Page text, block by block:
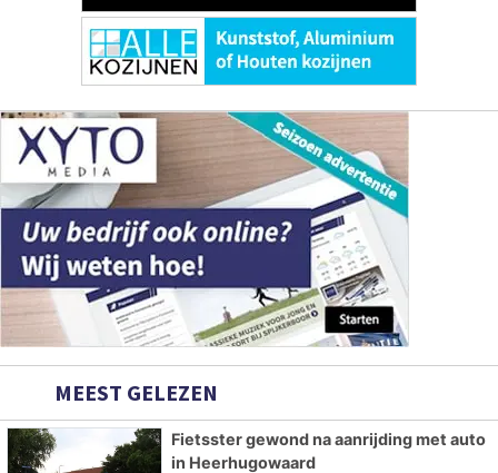
MEEST GELEZEN
Fietsster gewond na aanrijding met auto
in Heerhugowaard